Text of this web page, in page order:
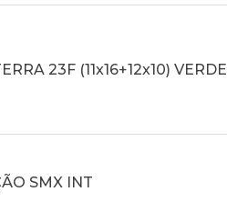
23F (11x16+12x10) VERDE
SMX INT